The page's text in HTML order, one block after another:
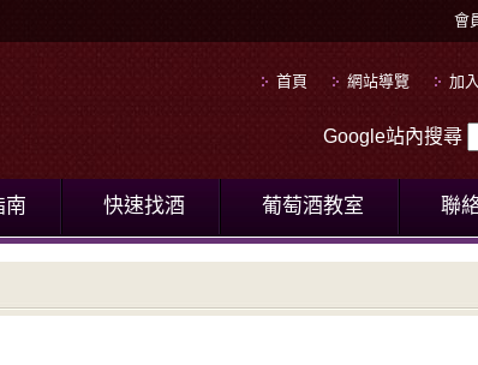
會
首頁 網站導覽 加
Google站內搜尋
南 快速找酒 葡萄酒教室 聯